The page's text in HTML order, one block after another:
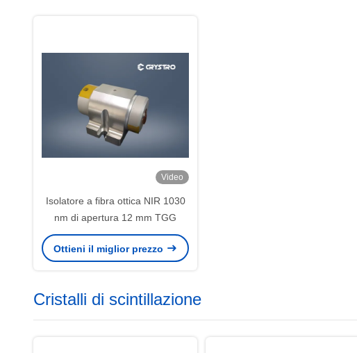
Video
Isolatore a fibra ottica NIR 1030
nm di apertura 12 mm TGG
Ottieni il miglior prezzo
Cristalli di scintillazione